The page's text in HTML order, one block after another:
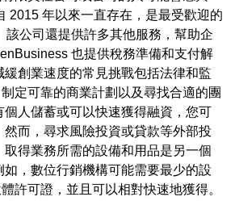
2015 年以來一直存在，是最受歡迎的
該公司還提供許多其他服務，幫助企
也提供稅務準備和支付解
創業速度的常見挑戰包括法律和監
定可靠的商業計劃以及尋找合適的團
個人儲蓄或可以快速獲得融資，您可
然而，尋求風險投資或貸款等外部投
取得業務所需的設備和用品是另一個
如，數位行銷機構可能需要最少的設
許可證，並且可以相對快速地獲得。